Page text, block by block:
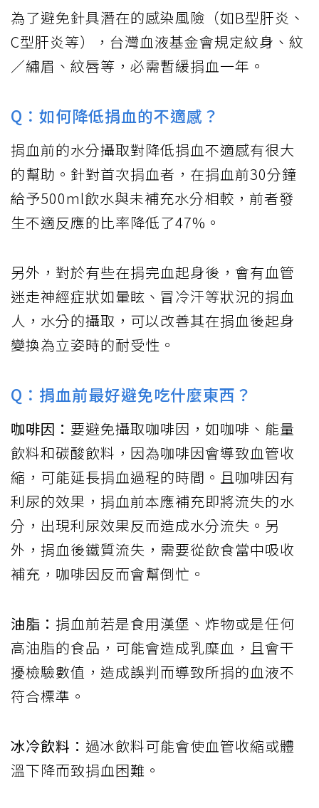
為了避免針具潛在的感染風險（如B型肝炎、
C型肝炎等），台灣血液基金會規定紋身、紋
／繡眉、紋唇等，必需暫緩捐血一年。
Q：如何降低捐血的不適感？
捐血前的水分攝取對降低捐血不適感有很大
的幫助。針對首次捐血者，在捐血前30分鐘
給予500ml飲水與未補充水分相較，前者發
生不適反應的比率降低了47%。
另外，對於有些在捐完血起身後，會有血管
迷走神經症狀如暈眩、冒冷汗等狀況的捐血
人，水分的攝取，可以改善其在捐血後起身
變換為立姿時的耐受性。
Q：捐血前最好避免吃什麼東西？
咖啡因： 要避免攝取咖啡因，如咖啡、能量
飲料和碳酸飲料，因為咖啡因會導致血管收
縮，可能延長捐血過程的時間。且咖啡因有
利尿的效果，捐血前本應補充即將流失的水
分，出現利尿效果反而造成水分流失。另
外，捐血後鐵質流失，需要從飲食當中吸收
補充，咖啡因反而會幫倒忙。
油脂： 捐血前若是食用漢堡、炸物或是任何
高油脂的食品，可能會造成乳糜血，且會干
擾檢驗數值，造成誤判而導致所捐的血液不
符合標準。
冰冷飲料： 過冰飲料可能會使血管收縮或體
溫下降而致捐血困難。